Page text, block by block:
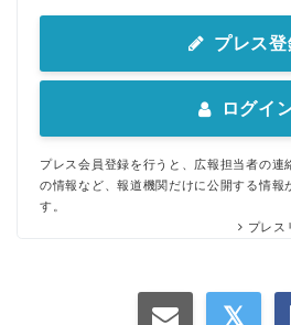
プレス登
ログイ
プレス会員登録を行うと、広報担当者の連
の情報など、報道機関だけに公開する情報
す。
プレス